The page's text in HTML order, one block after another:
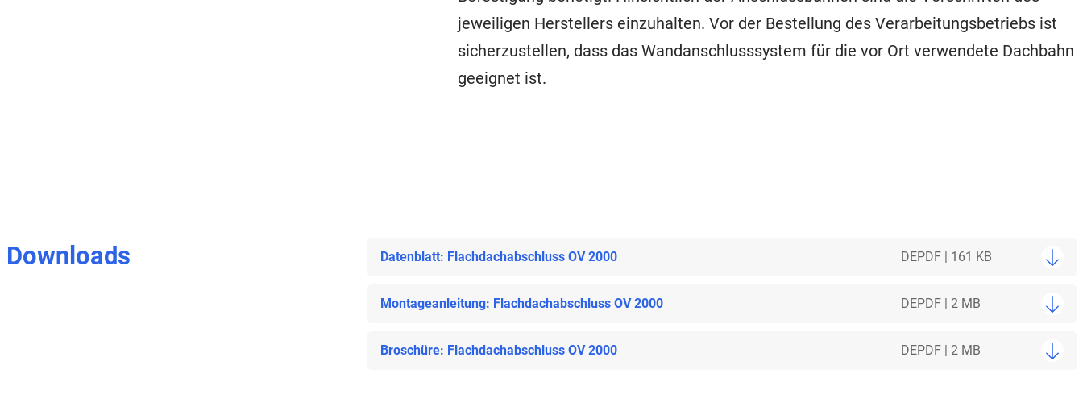
jeweiligen Herstellers einzuhalten. Vor der Bestellung des Verarbeitungsbetriebs ist
sicherzustellen, dass das Wandanschlusssystem für die vor Ort verwendete Dachbahn
geeignet ist.
Downloads Datenblatt: Flachdachabschluss OV 2000 DEPDF | 161 KB
Montageanleitung: Flachdachabschluss OV 2000 DEPDF | 2 MB
Broschüre: Flachdachabschluss OV 2000 DEPDF | 2 MB